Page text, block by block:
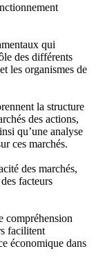
qui
des différents
les organismes de
la structure
des actions,
qu’une analyse
ces marchés.
des marchés,
facteurs
compréhension
facilitent
économique dans